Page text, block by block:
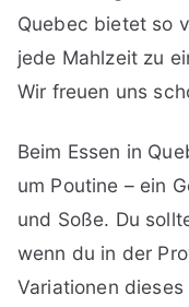
Quebec bietet so
jede Mahlzeit zu
Wir freuen uns
Beim Essen in
um Poutine – ein
und Soße. Du
wenn du in der
Variationen